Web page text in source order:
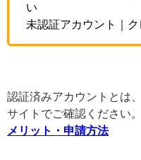
い
未認証アカウント｜
認証済みアカウントとは
サイトでご確認ください。
メリット・申請方法